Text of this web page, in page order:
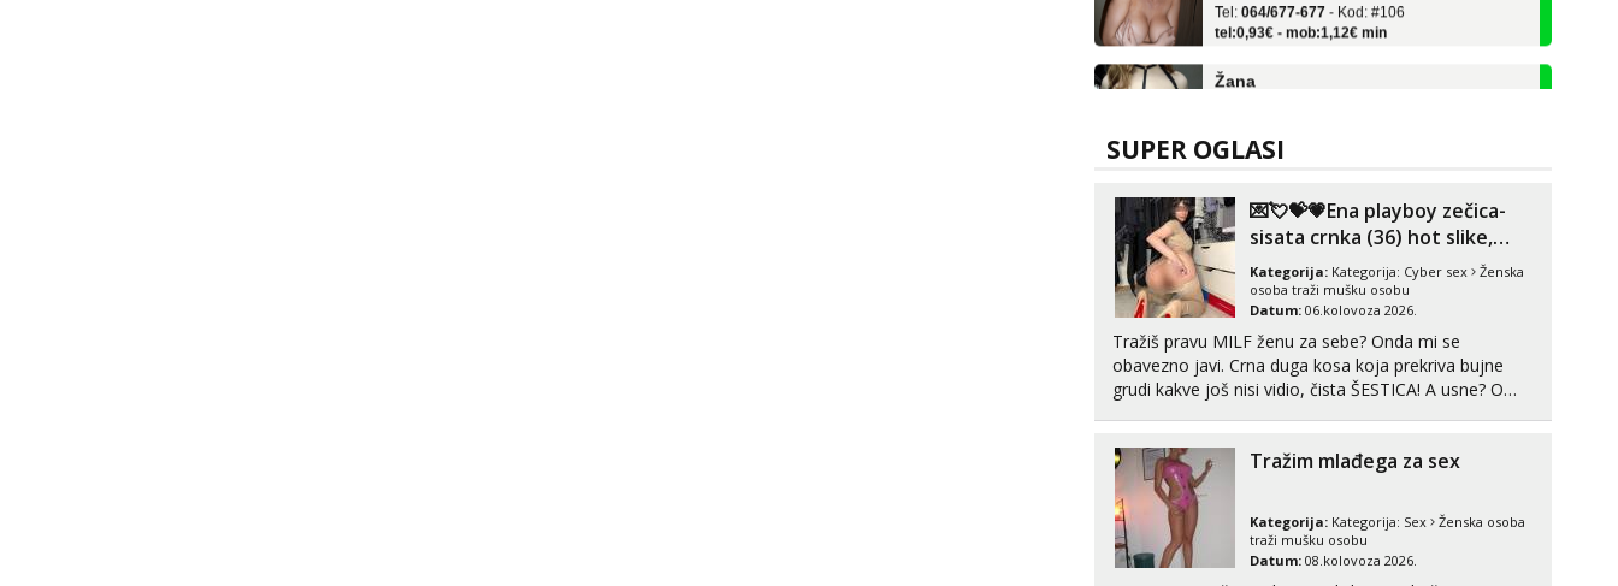
tel:0,93€ - mob:1,12€ min
Čekam tvoj poziv!
Čekam tvoj poziv!
Tel: 064/677-677 - Kod: #128
Zara
Čekam tvoj poziv!
Tel:064/677-677- Kod: #123
tel:0,93€ - mob:1,12€ min
Čekam tvoj poziv!
tel:0,93€ - mob:1,12€ min
Liliana
SUPER OGLASI
💌💘💝💗Ena playboy zečica-
sisata crnka (36) hot slike,
videa i c2c💗
Kategorija: Kategorija: Cyber sex
Ženska
osoba traži mušku osobu
Datum: 06.kolovoza 2026.
Tražiš pravu MILF ženu za sebe? Onda mi se
obavezno javi. Crna duga kosa koja prekriva bujne
grudi kakve još nisi vidio, čista ŠESTICA! A usne? O
nisi vidio. Uvijek sam spremna za ONLOINE zabavu...
Tražim mlađega za sex
Kategorija: Kategorija: Sex
Ženska osoba
traži mušku osobu
Datum: 08.kolovoza 2026.